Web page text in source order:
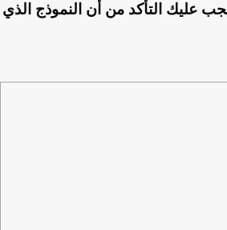
عليك التأكد من أن النموذج الذي